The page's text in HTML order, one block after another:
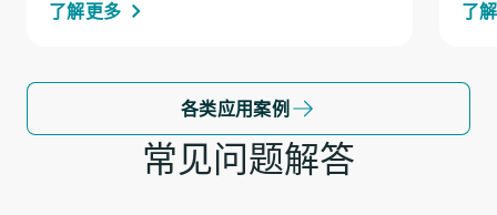
了解更多 了
各类应用案例
常见问题解答